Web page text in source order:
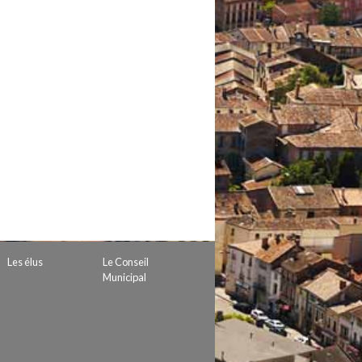
Les élus
Le Conseil
Municipal